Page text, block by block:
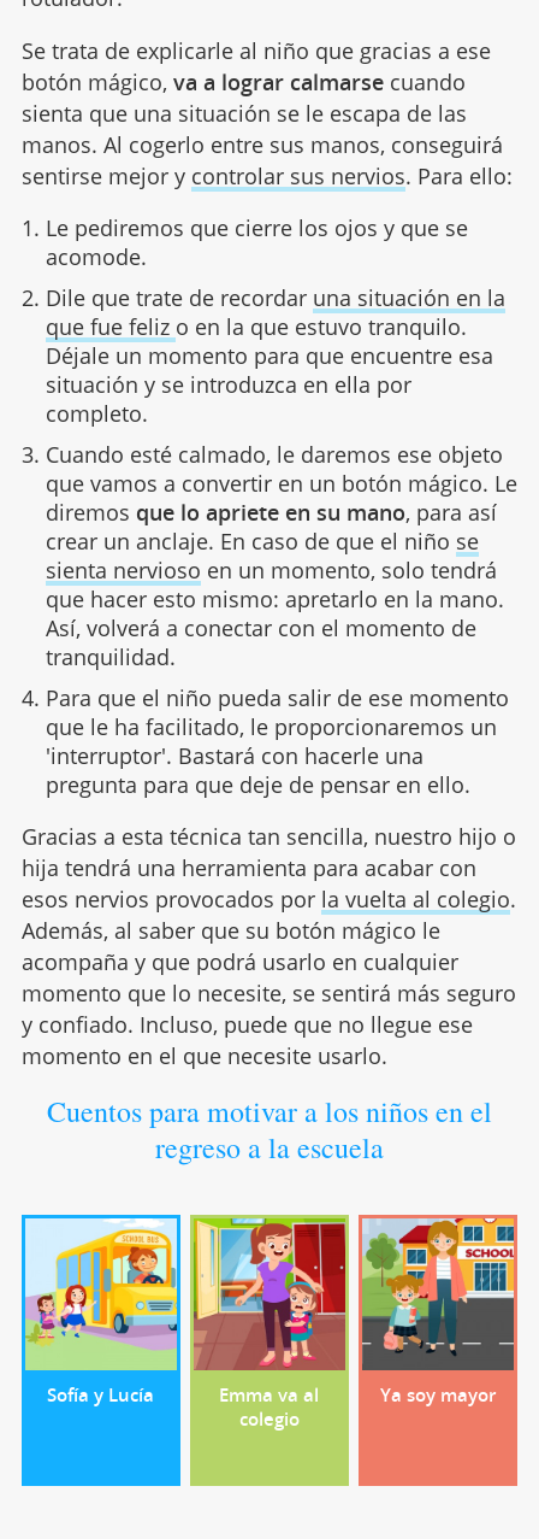
Se trata de explicarle al niño que gracias a ese
botón mágico, va a lograr calmarsecuando
sienta que una situación se le escapa de las
manos. Al cogerlo entre sus manos, conseguirá
sentirse mejor y controlar sus nervios. Para ello:
Le pediremos que cierre los ojos y que se
acomode.
Dile que trate de recordar una situación en la
que fue feliz o en la que estuvo tranquilo.
Déjale un momento para que encuentre esa
situación y se introduzca en ella por
completo.
Cuando esté calmado, le daremos ese objeto
que vamos a convertir en un botón mágico. Le
diremos que lo apriete en su mano, para así
crear un anclaje. En caso de que el niño se
sienta nervioso en un momento, solo tendrá
que hacer esto mismo: apretarlo en la mano.
Así, volverá a conectar con el momento de
tranquilidad.
Para que el niño pueda salir de ese momento
que le ha facilitado, le proporcionaremos un
'interruptor'. Bastará con hacerle una
pregunta para que deje de pensar en ello.
Gracias a esta técnica tan sencilla, nuestro hijo o
hija tendrá una herramienta para acabar con
esos nervios provocados por la vuelta al colegio.
Además, al saber que su botón mágico le
acompaña y que podrá usarlo en cualquier
momento que lo necesite, se sentirá más seguro
y confiado. Incluso, puede que no llegue ese
momento en el que necesite usarlo.
Cuentos para motivar a los niños en el
regreso a la escuela
Sofía y Lucía
Emma va al
colegio
Ya soy mayor